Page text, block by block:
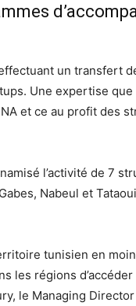
un transfert
Une expertise que
et ce au profit des
l’activité de 7
Nabeul et
tunisien en
les régions d’accéder
le Managing